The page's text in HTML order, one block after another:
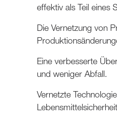
effektiv als Teil eines
Die Vernetzung von
Eine verbesserte
und weniger Abfall.
Vernetzte